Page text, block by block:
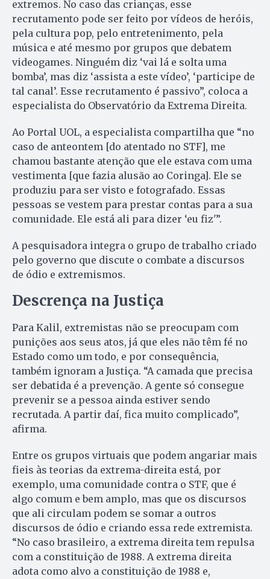
extremos. No caso das crianças, esse
recrutamento pode ser feito por vídeos de heróis,
pela cultura pop, pelo entretenimento, pela
música e até mesmo por grupos que debatem
videogames. Ninguém diz ‘vai lá e solta uma
bomba’, mas diz ‘assista a este vídeo’, ‘participe de
tal canal’. Esse recrutamento é passivo”, coloca a
especialista do Observatório da Extrema Direita.
Ao Portal UOL, a especialista compartilha que “no
caso de anteontem [do atentado no STF], me
chamou bastante atenção que ele estava com uma
vestimenta [que fazia alusão ao Coringa]. Ele se
produziu para ser visto e fotografado. Essas
pessoas se vestem para prestar contas para a sua
comunidade. Ele está ali para dizer ‘eu fiz'”.
A pesquisadora integra o grupo de trabalho criado
pelo governo que discute o combate a discursos
de ódio e extremismos.
Descrença na Justiça
Para Kalil, extremistas não se preocupam com
punições aos seus atos, já que eles não têm fé no
Estado como um todo, e por consequência,
também ignoram a Justiça. “A camada que precisa
ser debatida é a prevenção. A gente só consegue
prevenir se a pessoa ainda estiver sendo
recrutada. A partir daí, fica muito complicado”,
afirma.
Entre os grupos virtuais que podem angariar mais
fieis às teorias da extrema-direita está, por
exemplo, uma comunidade contra o STF, que é
algo comum e bem amplo, mas que os discursos
que ali circulam podem se somar a outros
discursos de ódio e criando essa rede extremista.
“No caso brasileiro, a extrema direita tem repulsa
com a constituição de 1988. A extrema direita
adota como alvo a constituição de 1988 e,